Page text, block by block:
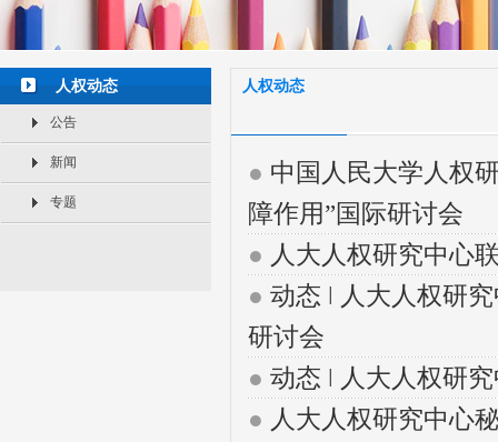
人权动态
公告
新闻
专题
人权动态
● 中国人民大学人权
障作用”国际研讨会
● 人大人权研究中心
● 动态 ǀ 人大人权研
研讨会
● 动态 ǀ 人大人权研
● 人大人权研究中心